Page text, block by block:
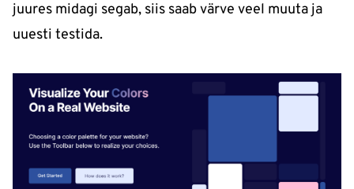
juures midagi segab, siis saab värve veel muuta ja
uuesti testida.